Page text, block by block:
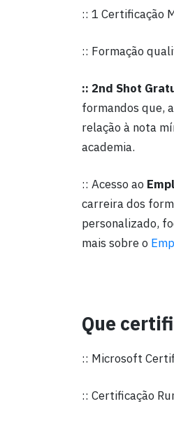
:: 1 Certificação
:: Formação
:: 2nd Shot
formandos que,
relação à nota
academia.
:: Acesso ao
carreira dos
personalizado,
mais sobre o
Que
:: Microsoft
:: Certificação